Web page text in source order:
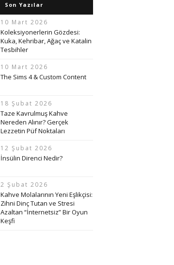
Son Yazılar
10 Mart 2026
Koleksiyonerlerin Gözdesi:
Kuka, Kehribar, Ağaç ve Katalin
Tesbihler
10 Mart 2026
The Sims 4 & Custom Content
18 Şubat 2026
Taze Kavrulmuş Kahve
Nereden Alınır? Gerçek
Lezzetin Püf Noktaları
12 Şubat 2026
İnsülin Direnci Nedir?
2 Şubat 2026
Kahve Molalarının Yeni Eşlikçisi:
Zihni Dinç Tutan ve Stresi
Azaltan “İnternetsiz” Bir Oyun
Keşfi